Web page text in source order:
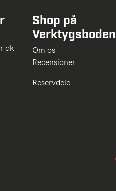
Shop på
Verktygsboden
Om os
Recensioner
Reservdele